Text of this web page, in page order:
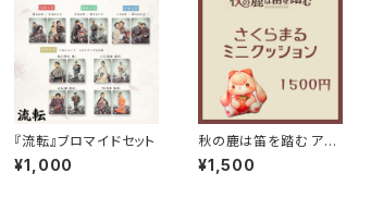
『流転』ブロマイドセット
¥1,000
秋の鹿は笛を踏む アイ
ドルマスコットクッション
¥1,500